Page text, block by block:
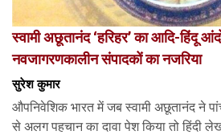
स्वामी अछूतानंद ‘हरिहर’ का आदि-हिंदू
नवजागरणकालीन संपादकों का नजरिया
सुरेश कुमार
औपनिवेशिक भारत में जब स्वामी अछूतानंद ने
से अलग पहचान का दावा पेश किया तो हिंदी